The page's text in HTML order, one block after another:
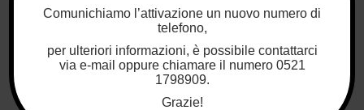
Sicurezza ambientale
(37)
Sicurezza nei cantieri
Progettazione
Comunichiamo l’attivazione un nuovo numero di
telefono,
per ulteriori informazioni, è possibile contattarci
via e-mail oppure chiamare il numero 0521
1798909.
Grazie!